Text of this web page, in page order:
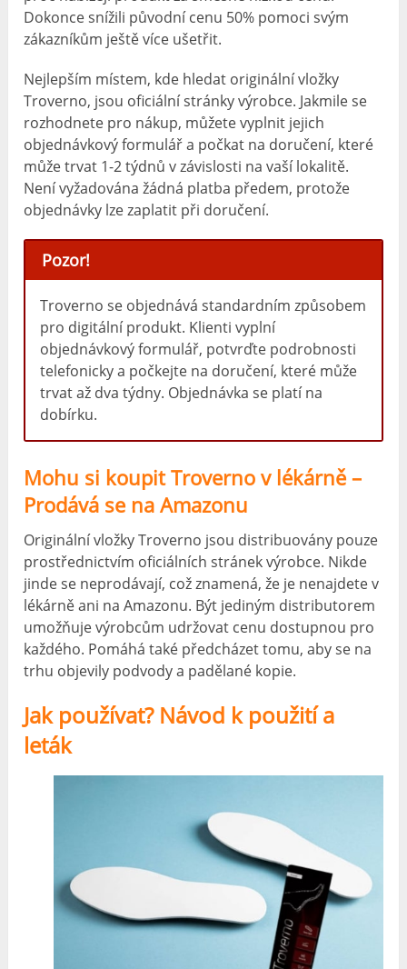
Dokonce snížili původní cenu 50% pomoci svým
zákazníkům ještě více ušetřit.
Nejlepším místem, kde hledat originální vložky
Troverno, jsou oficiální stránky výrobce. Jakmile se
rozhodnete pro nákup, můžete vyplnit jejich
objednávkový formulář a počkat na doručení, které
může trvat 1-2 týdnů v závislosti na vaší lokalitě.
Není vyžadována žádná platba předem, protože
objednávky lze zaplatit při doručení.
Pozor!
Troverno se objednává standardním způsobem
pro digitální produkt. Klienti vyplní
objednávkový formulář, potvrďte podrobnosti
telefonicky a počkejte na doručení, které může
trvat až dva týdny. Objednávka se platí na
dobírku.
Mohu si koupit Troverno v lékárně –
Prodává se na Amazonu
Originální vložky Troverno jsou distribuovány pouze
prostřednictvím oficiálních stránek výrobce. Nikde
jinde se neprodávají, což znamená, že je nenajdete v
lékárně ani na Amazonu. Být jediným distributorem
umožňuje výrobcům udržovat cenu dostupnou pro
každého. Pomáhá také předcházet tomu, aby se na
trhu objevily podvody a padělané kopie.
Jak používat? Návod k použití a
leták